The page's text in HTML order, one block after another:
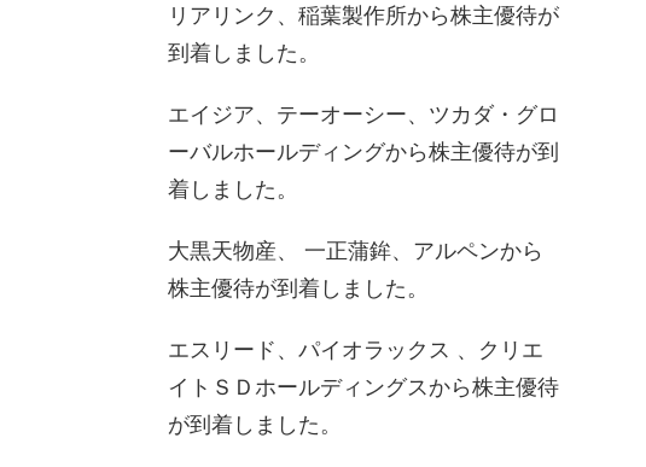
リアリンク、稲葉製作所から株主優待が
到着しました。
エイジア、テーオーシー、ツカダ・グロ
ーバルホールディングから株主優待が到
着しました。
大黒天物産、 一正蒲鉾、アルペンから
株主優待が到着しました。
エスリード、パイオラックス 、クリエ
イトＳＤホールディングスから株主優待
が到着しました。